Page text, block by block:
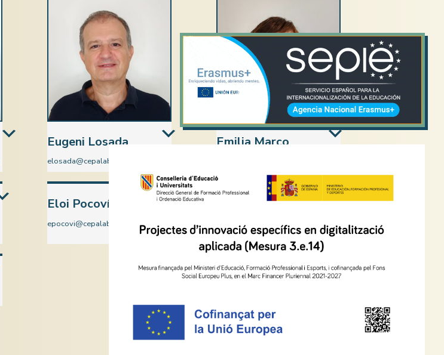
Eugeni Losada
elosada@cepalabalanguera.cat
Ciències Socials
Emilia Marco
Eloi Pocoví
epocovi@cepalabalanguera.cat
Sebastià Reus
Cap d'Estudis Adjunt
sreus@cepalabalanguera.cat
Ciències Naturals